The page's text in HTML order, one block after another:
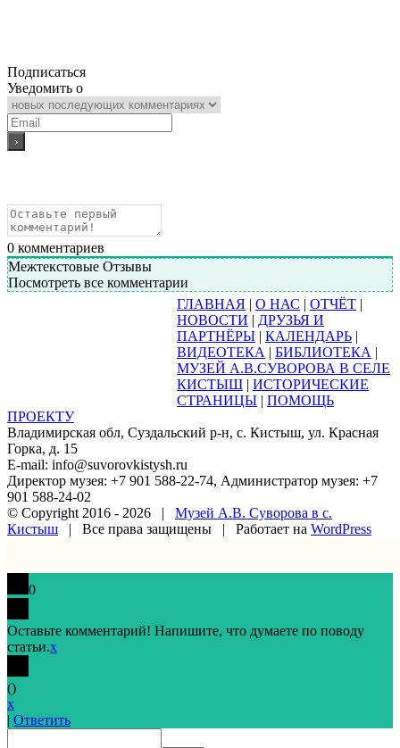
Подписаться
Уведомить о
0 комментариев
Межтекстовые Отзывы
Посмотреть все комментарии
ГЛАВНАЯ | О НАС | ОТЧЁТ |
НОВОСТИ | ДРУЗЬЯ И
ПАРТНЁРЫ | КАЛЕНДАРЬ |
ВИДЕОТЕКА | БИБЛИОТЕКА |
МУЗЕЙ А.В.СУВОРОВА В СЕЛЕ
КИСТЫШ | ИСТОРИЧЕСКИЕ
СТРАНИЦЫ | ПОМОЩЬ
ПРОЕКТУ
Владимирская обл, Суздальский р-н, с. Кистыш, ул. Красная
Горка, д. 15
E-mail: info@suvorovkistysh.ru
Директор музея: +7 901 588-22-74, Администратор музея: +7
901 588-24-02
© Copyright 2016 - 2026 | Музей А.В. Суворова в с.
Кистыш | Все права защищены | Работает на WordPress
0
Оставьте комментарий! Напишите, что думаете по поводу
статьи.x
()
x
| Ответить